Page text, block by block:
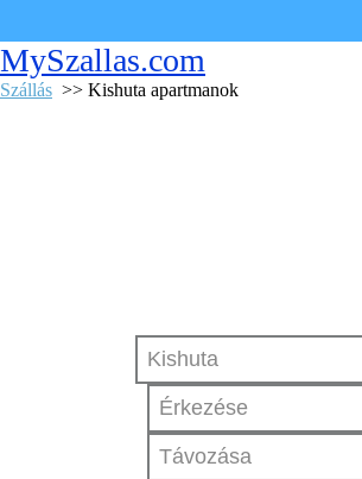
MySzallas.com
Szállás >> Kishuta apartmanok